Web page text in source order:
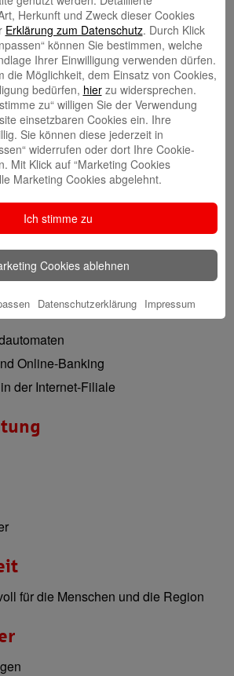
Neufeld
Tietz
Karriere
& Praktikum
Online-Banking
der Internet-Filiale
für die Menschen und die Region
Herkunft und Zweck dieser Cookies
Erklärung zum Datenschutz. Durch Klick
können Sie bestimmen, welche
Ihrer Einwilligung verwenden dürfen.
die Möglichkeit, dem Einsatz von Cookies,
bedürfen, hierzu widersprechen.
zu“ willigen Sie der Verwendung
einsetzbaren Cookies ein. Ihre
Sie können diese jederzeit in
widerrufen oder dort Ihre Cookie-
Mit Klick auf “Marketing Cookies
Marketing Cookies abgelehnt.
Ich stimme zu
Cookies ablehnen
Datenschutzerklärung Impressum